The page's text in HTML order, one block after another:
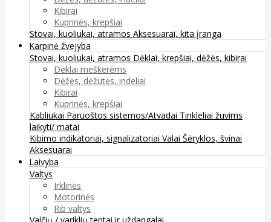
Kibirai
Kuprinės, krepšiai
Stovai, kuoliukai, atramos Aksesuarai, kita įranga
Karpinė žvejyba
Stovai, kuoliukai, atramos Dėklai, krepšiai, dėžės, kibirai
Dėklai meškerėms
Dėžės, dėžutės, indeliai
Kibirai
Kuprinės, krepšiai
Kabliukai Paruoštos sistemos/Atvadai Tinkleliai žuvims
laikyti/ matai
Kibimo indikatoriai, signalizatoriai Valai Šėryklos, švinai
Aksesuarai
Laivyba
Valtys
Irklinės
Motorinės
Rib valtys
Valčių / variklių tentai ir uždangalai